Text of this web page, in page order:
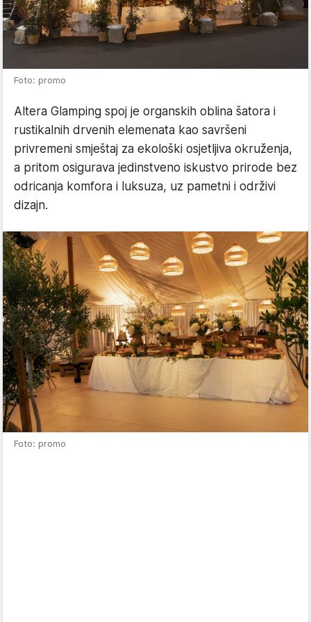
Foto: promo
Altera Glamping spoj je organskih oblina šatora i
rustikalnih drvenih elemenata kao savršeni
privremeni smještaj za ekološki osjetljiva okruženja,
a pritom osigurava jedinstveno iskustvo prirode bez
odricanja komfora i luksuza, uz pametni i održivi
dizajn.
Foto: promo